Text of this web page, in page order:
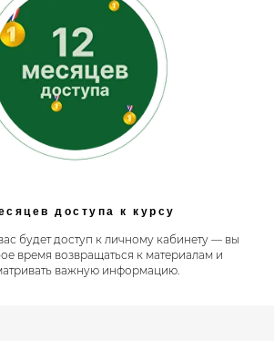
доступа к курсу
будет доступ к личному кабинету — вы
время возвращаться к материалам и
важную информацию.